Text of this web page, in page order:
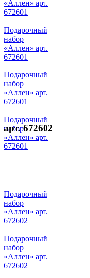
«Аллен» арт.
672601
Подарочный
набор
«Аллен» арт.
672601
Подарочный
набор
«Аллен» арт.
672601
Подарочный
набор
«Аллен» арт.
672601
арт. 672602
Подарочный
набор
«Аллен» арт.
672602
Подарочный
набор
«Аллен» арт.
672602